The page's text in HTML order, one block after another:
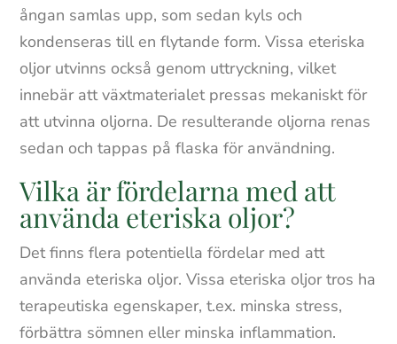
ångan samlas upp, som sedan kyls och
kondenseras till en flytande form. Vissa eteriska
oljor utvinns också genom uttryckning, vilket
innebär att växtmaterialet pressas mekaniskt för
att utvinna oljorna. De resulterande oljorna renas
sedan och tappas på flaska för användning.
Vilka är fördelarna med att
använda eteriska oljor?
Det finns flera potentiella fördelar med att
använda eteriska oljor. Vissa eteriska oljor tros ha
terapeutiska egenskaper, t.ex. minska stress,
förbättra sömnen eller minska inflammation.